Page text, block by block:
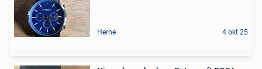
Herne 4 okt 25